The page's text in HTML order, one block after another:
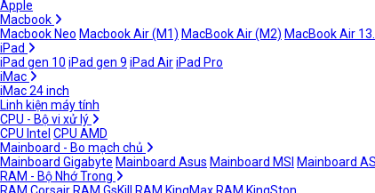
Apple
Macbook
Macbook Neo Macbook Air (M1) MacBook Air (M2) MacBook Air
iPad
iPad gen 10 iPad gen 9 iPad AiriPad Pro
iMac
iMac 24 inch
Linh kiện máy tính
CPU - Bộ vi xử lý
CPU Intel CPU AMD
Mainboard - Bo mạch chủ
Mainboard Gigabyte Mainboard Asus Mainboard MSI Mainboard
RAM - Bộ Nhớ Trong